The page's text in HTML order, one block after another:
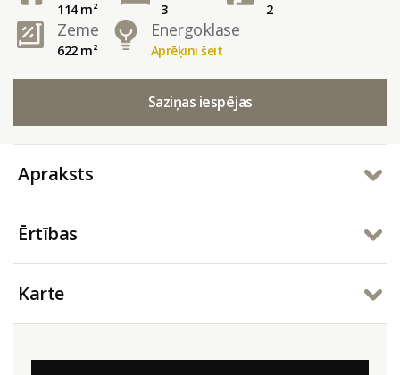
114 m² 3 2
Zeme
622 m²
Energoklase
Aprēķini šeit
Saziņas iespējas
Apraksts
Ērtības
Karte